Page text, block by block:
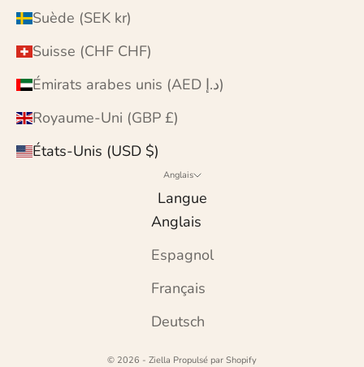
Suède (SEK kr)
Suisse (CHF CHF)
Émirats arabes unis (AED د.إ)
Royaume-Uni (GBP £)
États-Unis (USD $)
Anglais
Langue
Anglais
Espagnol
Français
Deutsch
© 2026 - Ziella Propulsé par Shopify